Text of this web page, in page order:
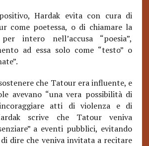
Hardak evita con cura di
come poetessa, o di chiamare la
intero nell’accusa “poesia”,
ad essa solo come “testo” o
che Tatour era influente, e
avevano “una vera possibilità di
atti di violenza e di
scrive che Tatour veniva
are” a eventi pubblici, evitando
dire che veniva invitata a recitare